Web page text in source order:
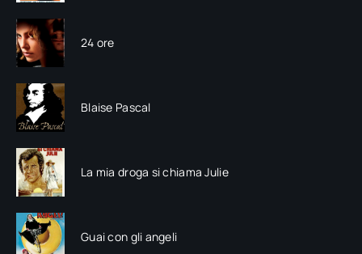
24 ore
Blaise Pascal
La mia droga si chiama Julie
Guai con gli angeli